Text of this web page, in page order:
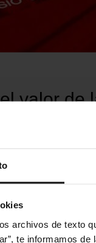
archivos de texto
te informamos
valor de
al metro